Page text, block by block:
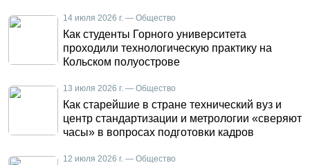
14 июля 2026 г. — Общество
Как студенты Горного университета
проходили технологическую практику на
Кольском полуострове
13 июля 2026 г. — Общество
Как старейшие в стране технический вуз и
центр стандартизации и метрологии «сверяют
часы» в вопросах подготовки кадров
12 июля 2026 г. — Общество